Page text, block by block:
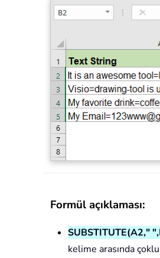
Formül açıklaması:
SUBSTITUTE(A2,"
kelime arasında